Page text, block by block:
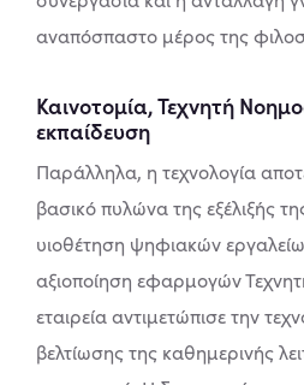
αναπόσπαστο μέρος της
Καινοτομία, Τεχνητή
εκπαίδευση
Παράλληλα, η τεχνολογία
βασικό πυλώνα της εξέλιξής
υιοθέτηση ψηφιακών
αξιοποίηση εφαρμογών
εταιρεία αντιμετώπισε την
βελτίωσης της καθημερινής